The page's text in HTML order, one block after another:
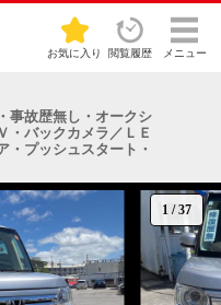
お気に入り 閲覧履歴 メニュー
故歴無し・オークシ
・バックカメラ／ＬＥ
・プッシュスタート・
1 /37